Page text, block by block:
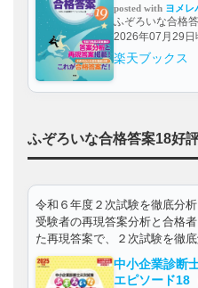
posted with ヨメレ
ふぞろいな合格
2026年07月29日
楽天ブックス
ふぞろいな合格答案18好
令和６年度２次試験を徹底分析
受験者の再現答案分析と合格
た再現答案で、２次試験を徹底
中小企業診断
エピソード18